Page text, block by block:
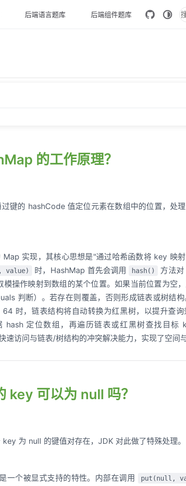
后端语言题库 后端组件题库
？
次方？
？
16？
链表为什么是 8 和 6？
树？
右移 16 位再异或？
的工作原理？
键的 hashCode 值定位元素在数组中的位置，处
实现，其核心思想是"通过哈希函数将 key 映
value) 时，HashMap 首先会调用 hash()
方法
操作映射到数组的某个位置。如果当前位置为空
判断）。若存在则覆盖，否则形成链表或树结
时，链表结构将自动转换为红黑树，以提升查
hash 定位数组，再遍历链表或红黑树查找目标
速访问与链表/树结构的冲突解决能力，实现了空间
key 可以为 null 吗？
为 null 的键值对存在，JDK 对此做了特殊处理。
一个被显式支持的特性。内部在调用
put(null,